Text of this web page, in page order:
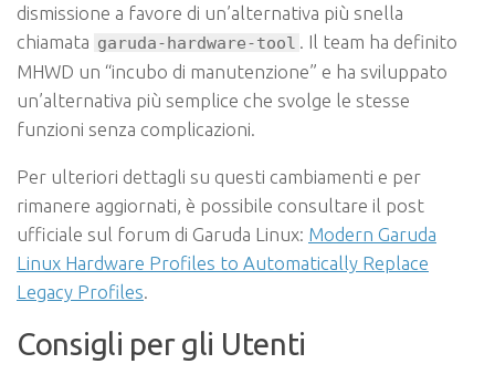
dismissione a favore di un’alternativa più snella
chiamata garuda-hardware-tool . Il team ha definito
MHWD un “incubo di manutenzione” e ha sviluppato
un’alternativa più semplice che svolge le stesse
funzioni senza complicazioni.
Per ulteriori dettagli su questi cambiamenti e per
rimanere aggiornati, è possibile consultare il post
ufficiale sul forum di Garuda Linux: Modern Garuda
Linux Hardware Profiles to Automatically Replace
Legacy Profiles
Consigli per gli Utenti